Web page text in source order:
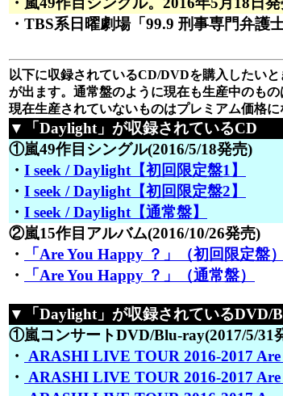
・TBS系日曜劇場「99.9 刑事専門弁護
以下に収録されているCD/DVDを購入したい
が出ます。通常盤のように現在も生産中のも
現在生産されていないものはプレミアム価格に
▼「Daylight」が収録されているCD
①嵐49作目シングル(2016/5/18発売)
・ I seek / Daylight【初回限定盤1】
・ I seek / Daylight【初回限定盤2】
・ I seek / Daylight【通常盤】
②嵐15作目アルバム(2016/10/26発売)
・
「Are You Happy ？」（初回限定盤）
・
「Are You Happy ？」（通常盤）
▼「Daylight」が収録されているDVD/
①嵐コンサートDVD/Blu-ray(2017/5/31
・
ARASHI LIVE TOUR 2016-2017
・
ARASHI LIVE TOUR 2016-2017